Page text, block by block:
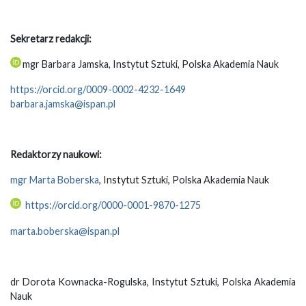
Sekretarz redakcji:
mgr Barbara Jamska, Instytut Sztuki, Polska Akademia Nauk
https://orcid.org/0009-0002-4232-1649
barbara.jamska@ispan.pl
Redaktorzy naukowi:
mgr Marta Boberska, Instytut Sztuki, Polska Akademia Nauk
https://orcid.org/0000-0001-9870-1275
marta.boberska@ispan.pl
dr Dorota Kownacka-Rogulska, Instytut Sztuki, Polska Akademia
Nauk